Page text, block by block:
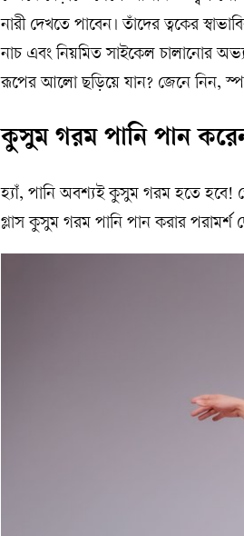
নারী দেখতে পাবেন। তাঁদের ত্বকের
নাচ এবং নিয়মিত সাইকেল চালানোর
রূপের আলো ছড়িয়ে যান? জেনে নিন,
কুসুম গরম পানি পান
হ্যাঁ, পানি অবশ্যই কুসুম গরম হতে হবে!
গ্লাস কুসুম গরম পানি পান করার পরামর্শ